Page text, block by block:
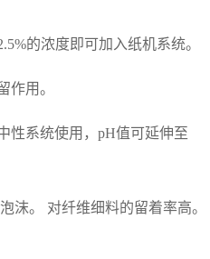
的浓度即可加入纸机系统。
作用。
性系统使用，pH值可延伸至
沫。
对纤维细料的留着率高。